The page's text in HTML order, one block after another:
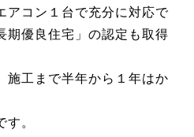
アコン１台で充分に対応で
期優良住宅」の認定も取得
施工まで半年から１年はか
。